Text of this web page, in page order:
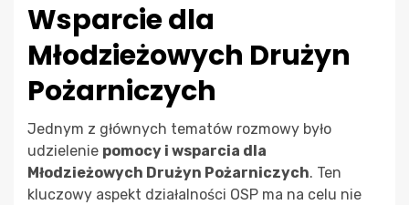
Wsparcie dla
Młodzieżowych Drużyn
Pożarniczych
Jednym z głównych tematów rozmowy było
udzielenie pomocy i wsparcia dla
Młodzieżowych Drużyn Pożarniczych. Ten
kluczowy aspekt działalności OSP ma na celu nie